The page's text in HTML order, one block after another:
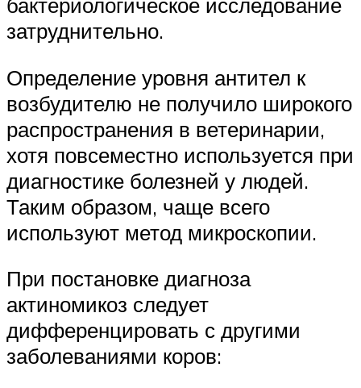
затруднительно.
Определение уровня антител к
возбудителю не получило широкого
распространения в ветеринарии,
хотя повсеместно используется при
диагностике болезней у людей.
Таким образом, чаще всего
используют метод микроскопии.
При постановке диагноза
актиномикоз следует
дифференцировать с другими
заболеваниями коров: